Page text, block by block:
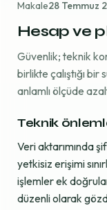
Makale28 Temmuz
Hesap ve
Güvenlik; teknik
birlikte çalıştığı
anlamlı ölçüde
Teknik
Veri aktarımında
yetkisiz erişimi
işlemler ek
düzenli olarak